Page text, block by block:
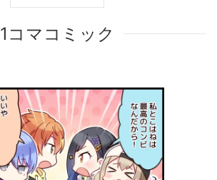
1コマコミック